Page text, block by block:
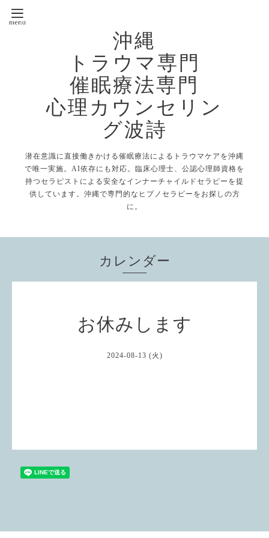
沖縄
トラウマ専門
催眠療法専門
心理カウンセリン
グ波詩
潜在意識に直接働きかける催眠療法によるトラウマケアを沖縄
で唯一実施。AI依存にも対応。臨床心理士、公認心理師資格を
持つセラピストによる安全なインナーチャイルドセラピーを提
供しています。沖縄で専門的なヒプノセラピーをお探しの方
に。
カレンダー
お休みします
2024-08-13 (火)